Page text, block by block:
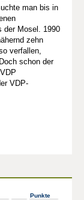
man bis in
der Mosel. 1990
zehn
verfallen,
schon der
VDP-
Punkte